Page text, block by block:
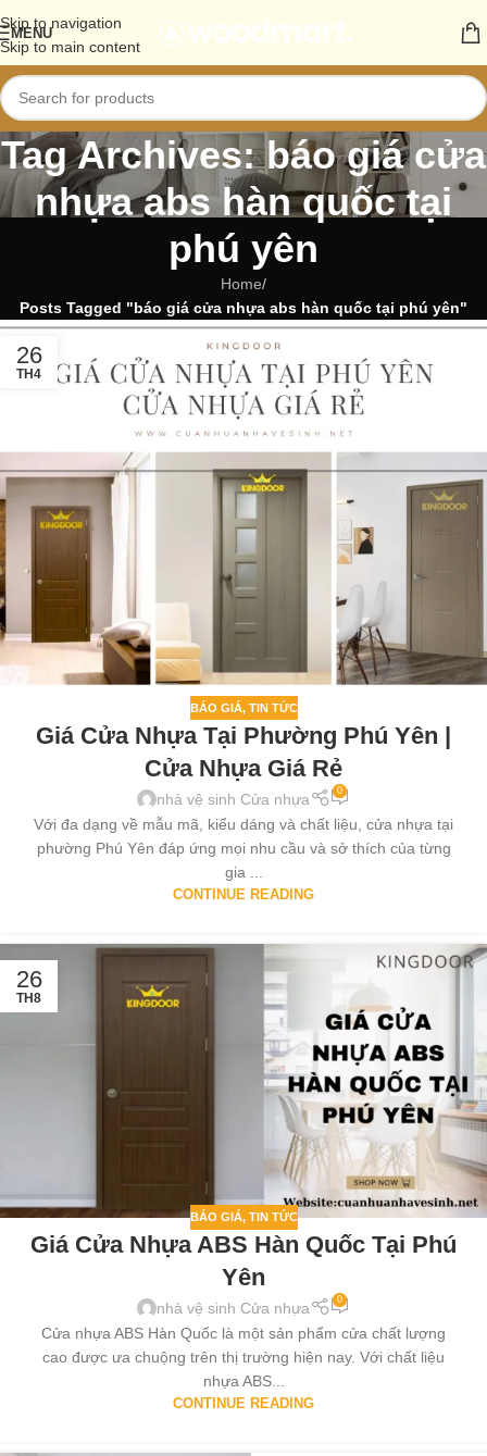
Skip to navigation
Skip to main content
MENU
Tag Archives: báo giá cửa
nhựa abs hàn quốc tại
phú yên
Home/
Posts Tagged "báo giá cửa nhựa abs hàn quốc tại phú yên"
26
TH4
BÁO GIÁ, TIN TỨC
Giá Cửa Nhựa Tại Phường Phú Yên |
Cửa Nhựa Giá Rẻ
nhà vệ sinh Cửa nhựa 0
Với đa dạng về mẫu mã, kiểu dáng và chất liệu, cửa nhựa tại
phường Phú Yên đáp ứng mọi nhu cầu và sở thích của từng
gia ...
CONTINUE READING
26
TH8
BÁO GIÁ, TIN TỨC
Giá Cửa Nhựa ABS Hàn Quốc Tại Phú
Yên
nhà vệ sinh Cửa nhựa 0
Cửa nhựa ABS Hàn Quốc là một sản phẩm cửa chất lượng
cao được ưa chuộng trên thị trường hiện nay. Với chất liệu
nhựa ABS...
CONTINUE READING